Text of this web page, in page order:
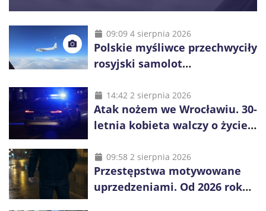
09:09 4 sierpnia 2026
Polskie myśliwce przechwyciły
rosyjski samolot
14:42 2 sierpnia 2026
Atak nożem we Wrocławiu. 30-
letnia kobieta walczy o życie,
obywatela Ukrainy
09:58 2 sierpnia 2026
Przestępstwa motywowane
uprzedzeniami. Od 2026 roku